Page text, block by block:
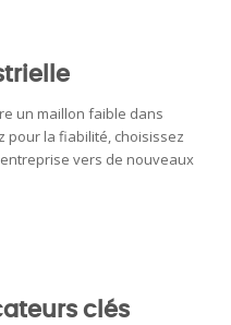
un maillon faible dans
pour la fiabilité, choisissez
vers de nouveaux
clés